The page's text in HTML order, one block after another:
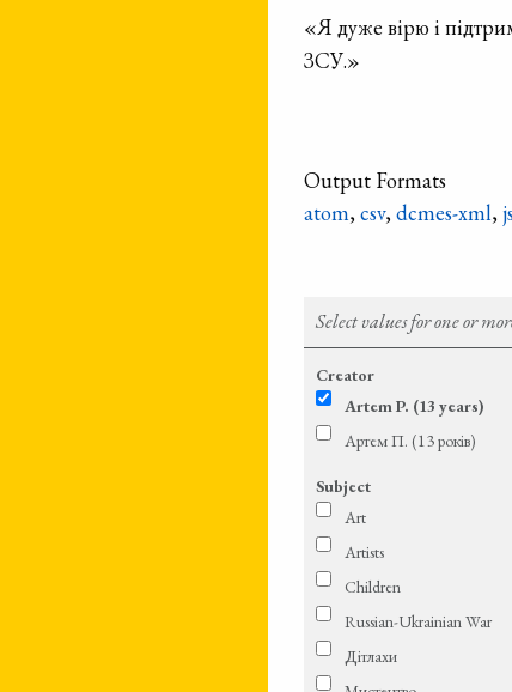
«Я дуже вірю і
ЗСУ.»
Output Formats
atom,csv,dcmes-xml,
Select values for one or
Creator
Artem P. (13 years)
Артем П. (13 років)
Subject
Art
Artists
Children
Russian-Ukrainian War
Дітлахи